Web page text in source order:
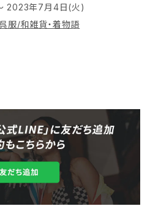
2023年7月4日(火)
服/和雑貨・着物語